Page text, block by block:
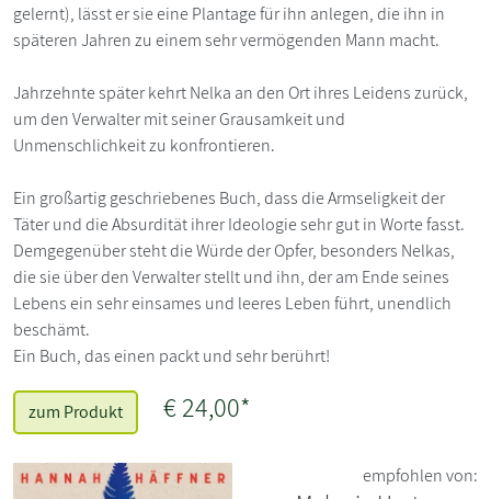
gelernt), lässt er sie eine Plantage für ihn anlegen, die ihn in
späteren Jahren zu einem sehr vermögenden Mann macht.
Jahrzehnte später kehrt Nelka an den Ort ihres Leidens zurück,
um den Verwalter mit seiner Grausamkeit und
Unmenschlichkeit zu konfrontieren.
Ein großartig geschriebenes Buch, dass die Armseligkeit der
Täter und die Absurdität ihrer Ideologie sehr gut in Worte fasst.
Demgegenüber steht die Würde der Opfer, besonders Nelkas,
die sie über den Verwalter stellt und ihn, der am Ende seines
Lebens ein sehr einsames und leeres Leben führt, unendlich
beschämt.
Ein Buch, das einen packt und sehr berührt!
zum Produkt € 24,00*
empfohlen von: